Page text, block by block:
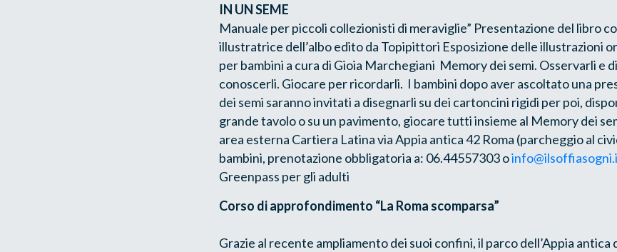
IN UN SEME
Manuale per piccoli collezionisti di meraviglie” Presentazione del libro
illustratrice dell’albo edito da Topipittori Esposizione delle illustrazioni
per bambini a cura di Gioia Marchegiani Memory dei semi. Osservarli e
conoscerli. Giocare per ricordarli. I bambini dopo aver ascoltato una
dei semi saranno invitati a disegnarli su dei cartoncini rigidi per poi,
grande tavolo o su un pavimento, giocare tutti insieme al Memory dei
area esterna Cartiera Latina via Appia antica 42 Roma (parcheggio al
bambini, prenotazione obbligatoria a: 06.44557303 o
Greenpass per gli adulti
Corso di approfondimento “La Roma scomparsa”
Grazie al recente ampliamento dei suoi confini, il parco dell’Appia antica